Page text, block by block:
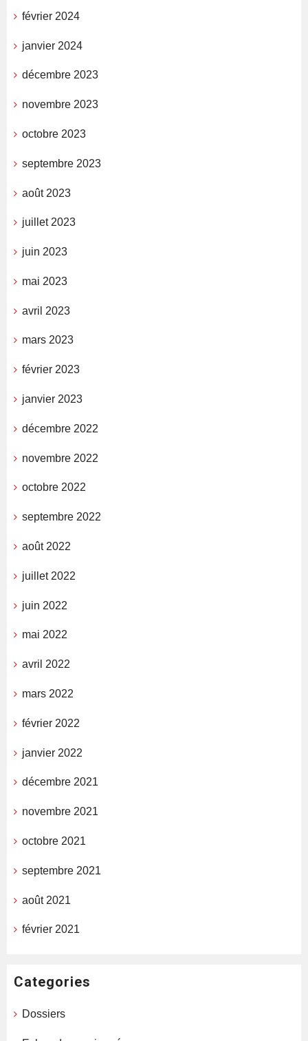
février 2024
janvier 2024
décembre 2023
novembre 2023
octobre 2023
septembre 2023
août 2023
juillet 2023
juin 2023
mai 2023
avril 2023
mars 2023
février 2023
janvier 2023
décembre 2022
novembre 2022
octobre 2022
septembre 2022
août 2022
juillet 2022
juin 2022
mai 2022
avril 2022
mars 2022
février 2022
janvier 2022
décembre 2021
novembre 2021
octobre 2021
septembre 2021
août 2021
février 2021
Categories
Dossiers